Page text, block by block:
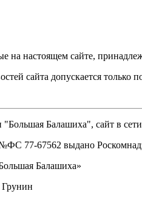
на настоящем сайте,
сайта допускается только
Балашиха", сайт в
‎77-67562 выдано
Балашиха»